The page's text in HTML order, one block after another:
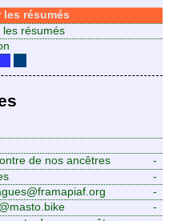
les résumés
les résumés
-
de nos ancêtres
-
-
-